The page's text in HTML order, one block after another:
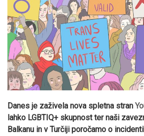
Danes je zaživela nova spletna stran
lahko LGBTIQ+ skupnost ter naši
Balkanu in v Turčiji poročamo o